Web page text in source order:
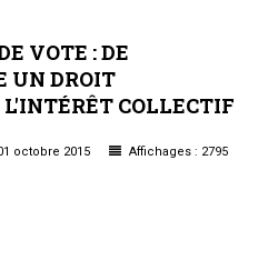
VOTE :DE
UN DROIT
L'INTÉRÊT COLLECTIF
octobre 2015 Affichages : 2795